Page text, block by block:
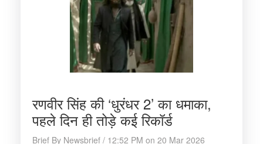
रणवीर सिंह की ‘धुरंधर 2’ का धमाका,
पहले दिन ही तोड़े कई रिकॉर्ड
Brief By Newsbrief / 12:52 PM on 20 Mar 2026